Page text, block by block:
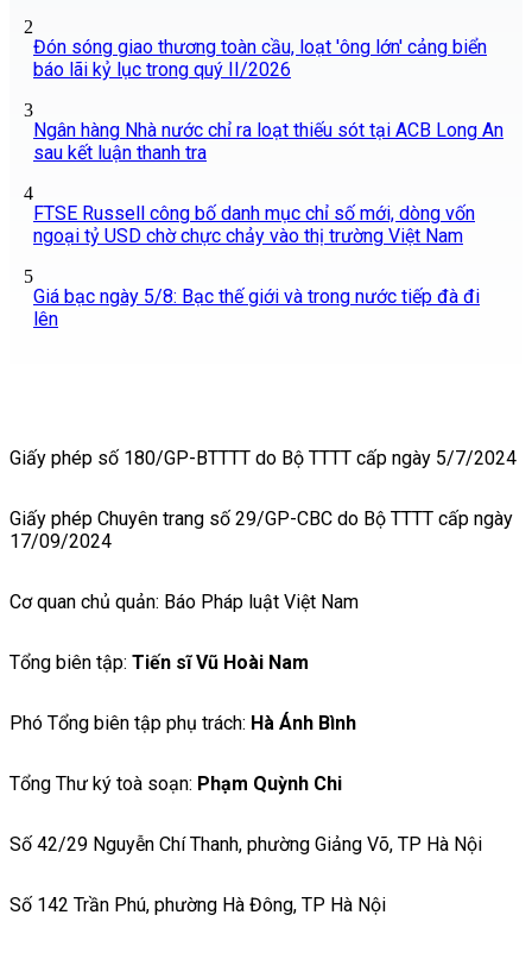
2
Đón sóng giao thương toàn cầu, loạt 'ông lớn' cảng biển
báo lãi kỷ lục trong quý II/2026
3
Ngân hàng Nhà nước chỉ ra loạt thiếu sót tại ACB Long An
sau kết luận thanh tra
4
FTSE Russell công bố danh mục chỉ số mới, dòng vốn
ngoại tỷ USD chờ chực chảy vào thị trường Việt Nam
5
Giá bạc ngày 5/8: Bạc thế giới và trong nước tiếp đà đi
lên
Giấy phép số 180/GP-BTTTT do Bộ TTTT cấp ngày 5/7/2024
Giấy phép Chuyên trang số 29/GP-CBC do Bộ TTTT cấp ngày
17/09/2024
Cơ quan chủ quản: Báo Pháp luật Việt Nam
Tổng biên tập: Tiến sĩ Vũ Hoài Nam
Phó Tổng biên tập phụ trách: Hà Ánh Bình
Tổng Thư ký toà soạn: Phạm Quỳnh Chi
Số 42/29 Nguyễn Chí Thanh, phường Giảng Võ, TP Hà Nội
Số 142 Trần Phú, phường Hà Đông, TP Hà Nội